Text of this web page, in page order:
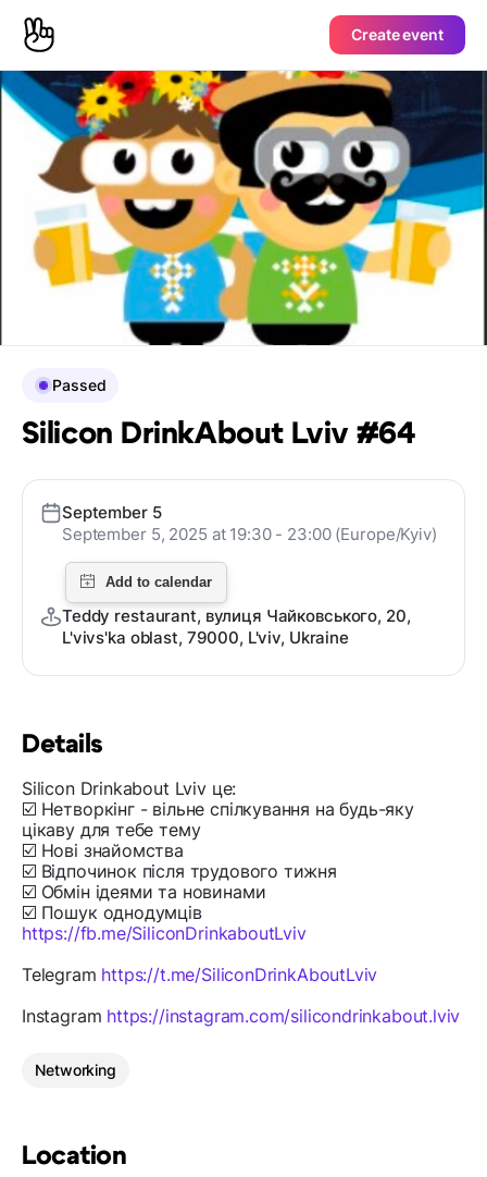
Create event
Details
Silicon Drinkabout Lviv це:
☑️ Нетворкінг - вільне спілкування на будь-яку
цікаву для тебе тему
☑️ Нові знайомства
☑️ Відпочинок після трудового тижня
☑️ Обмін ідеями та новинами
☑️ Пошук однодумців
https://fb.me/SiliconDrinkaboutLviv
Telegram https://t.me/SiliconDrinkAboutLviv
Instagram https://instagram.com/silicondrinkabout.lviv
Networking
Location
Passed
Silicon DrinkAbout Lviv #64
September 5
September 5, 2025 at 19:30 - 23:00 (Europe/Kyiv)
Teddy restaurant, вулиця Чайковського, 20,
L'vivs'ka oblast, 79000, L'viv, Ukraine